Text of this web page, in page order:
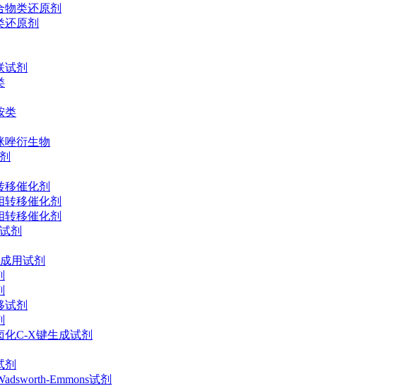
物类还原剂
还原剂
试剂
类
唑衍生物
移催化剂
转移催化剂
转移催化剂
剂
用试剂
试剂
化C-X键生成试剂
剂
Emmons试剂